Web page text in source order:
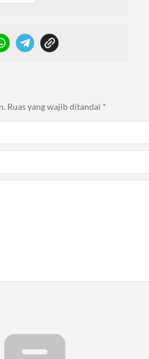
Ruas yang wajib ditandai *